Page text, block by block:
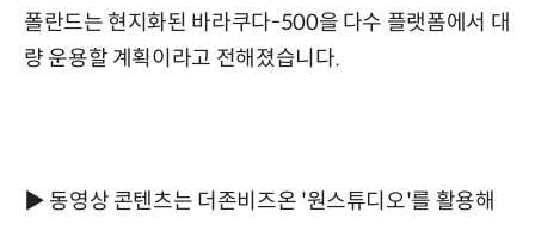
폴란드는 현지화된 바라쿠다-500을 다수 플랫폼에서 대
량 운용할 계획이라고 전해졌습니다.
▶ 동영상 콘텐츠는 더존비즈온 '원스튜디오'를 활용해